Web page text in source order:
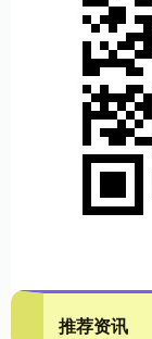
推荐资讯